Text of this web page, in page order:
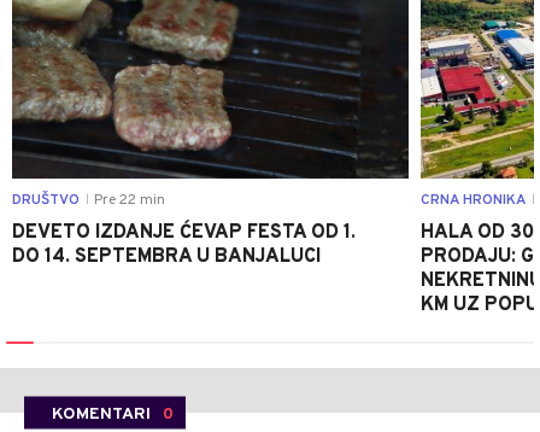
DRUŠTVO Pre 22 min
DEVETO IZDANJE ĆEVAP FESTA OD 1.
DO 14. SEPTEMBRA U BANJALUCI
CRNA HRONIKA
HALA OD
PRODAJU:
KM UZ
KOMENTARI 0